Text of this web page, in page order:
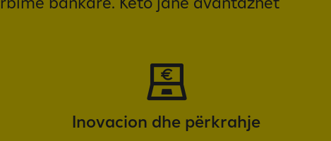
Inovacion dhe përkrahje